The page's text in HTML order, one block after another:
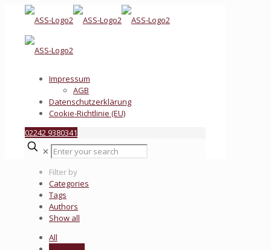
Impressum
AGB
Datenschutzerklärung
Cookie-Richtlinie (EU)
02242 9380341
✕
Filter by
Categories
Tags
Authors
Show all
All